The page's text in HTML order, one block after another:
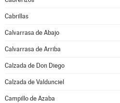
Cabrillas
Calvarrasa de Abajo
Calvarrasa de Arriba
Calzada de Don Diego
Calzada de Valdunciel
Campillo de Azaba